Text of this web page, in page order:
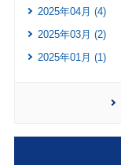
2025年04月 (4)
2025年03月 (2)
2025年01月 (1)